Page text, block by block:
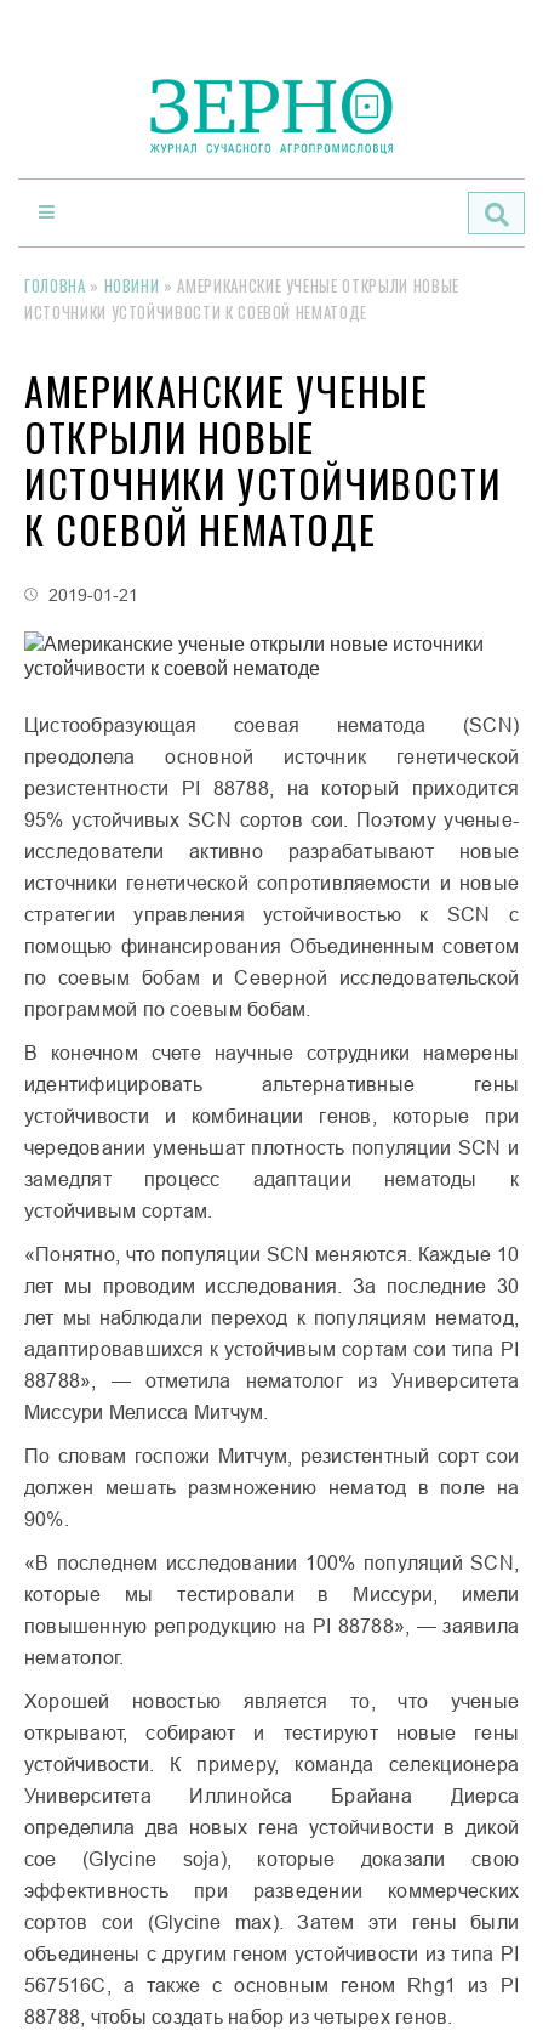
ГОЛОВНА » НОВИНИ »АМЕРИКАНСКИЕ УЧЕНЫЕ ОТКРЫЛИ НОВЫЕ
ИСТОЧНИКИ УСТОЙЧИВОСТИ К СОЕВОЙ НЕМАТОДЕ
АМЕРИКАНСКИЕ УЧЕНЫЕ
ОТКРЫЛИ НОВЫЕ
ИСТОЧНИКИ УСТОЙЧИВОСТИ
К СОЕВОЙ НЕМАТОДЕ
2019-01-21
Цистообразующая соевая нематода (SCN)
преодолела основной источник генетической
резистентности PI 88788, на который приходится
95% устойчивых SCN сортов сои. Поэтому ученые-
исследователи активно разрабатывают новые
источники генетической сопротивляемости и новые
стратегии управления устойчивостью к SCN с
помощью финансирования Объединенным советом
по соевым бобам и Северной исследовательской
программой по соевым бобам.
В конечном счете научные сотрудники намерены
идентифицировать альтернативные гены
устойчивости и комбинации генов, которые при
чередовании уменьшат плотность популяции SCN и
замедлят процесс адаптации нематоды к
устойчивым сортам.
«Понятно, что популяции SCN меняются. Каждые 10
лет мы проводим исследования. За последние 30
лет мы наблюдали переход к популяциям нематод,
адаптировавшихся к устойчивым сортам сои типа PI
88788», — отметила нематолог из Университета
Миссури Мелисса Митчум.
По словам госпожи Митчум, резистентный сорт сои
должен мешать размножению нематод в поле на
90%.
«В последнем исследовании 100% популяций SCN,
которые мы тестировали в Миссури, имели
повышенную репродукцию на PI 88788», — заявила
нематолог.
Хорошей новостью является то, что ученые
открывают, собирают и тестируют новые гены
устойчивости. К примеру, команда селекционера
Университета Иллинойса Брайана Диерса
определила два новых гена устойчивости в дикой
сое (Glycine soja), которые доказали свою
эффективность при разведении коммерческих
сортов сои (Glycine max). Затем эти гены были
объединены с другим геном устойчивости из типа PI
567516C, а также с основным геном Rhg1 из PI
88788, чтобы создать набор из четырех генов.